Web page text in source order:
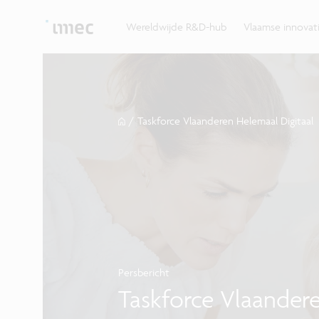
Wereldwijde R&D-hub Vlaamse
bedrijven, overheden en universiteiten.
/ Taskforce Vlaanderen Helemaal Digitaal
Persbericht
Taskforce